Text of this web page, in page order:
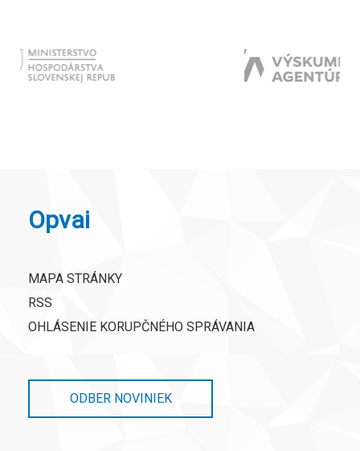
Opvai
MAPA STRÁNKY
RSS
OHLÁSENIE KORUPČNÉHO SPRÁVANIA
ODBER NOVINIEK